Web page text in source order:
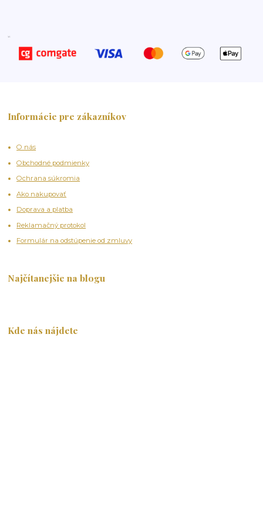
Informácie pre zákazníkov
O nás
Obchodné podmienky
Ochrana súkromia
Ako nakupovať
Doprava a platba
Reklamačný protokol
Formulár na odstúpenie od zmluvy
Najčítanejšie na blogu
Kde nás nájdete